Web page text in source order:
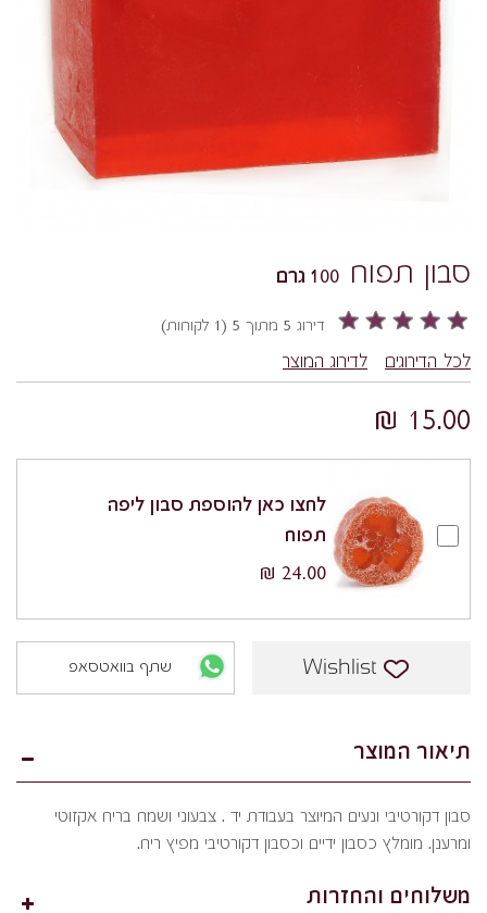
סבון תפוח 100 גרם
דירוג 5 מתוך 5 (1 לקוחות)
לכל הדירוגים לדירוג המוצר
15.00 ₪
לחצו כאן להוספת סבון ליפה
תפוח
24.00 ₪
Wishlist שתף בוואטסאפ
תיאור המוצר
סבון דקורטיבי ונעים המיוצר בעבודת יד . צבעוני ושמח בריח אקזוטי
ומרענן. מומלץ כסבון ידיים וכסבון דקורטיבי מפיץ ריח.
משלוחים והחזרות